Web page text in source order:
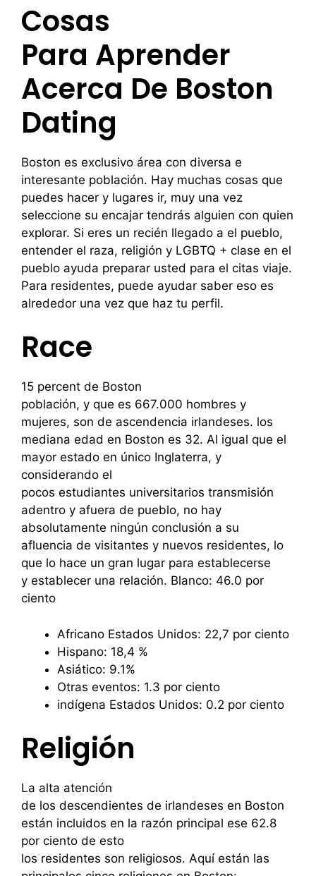
Cosas
Para Aprender
Acerca De Boston
Dating
Boston es exclusivo área con diversa e
interesante población. Hay muchas cosas que
puedes hacer y lugares ir, muy una vez
seleccione su encajar tendrás alguien con quien
explorar. Si eres un recién llegado a el pueblo,
entender el raza, religión y LGBTQ + clase en el
pueblo ayuda preparar usted para el citas viaje.
Para residentes, puede ayudar saber eso es
alrededor una vez que haz tu perfil.
Race
15 percent de Boston
población, y que es 667.000 hombres y
mujeres, son de ascendencia irlandeses. los
mediana edad en Boston es 32. Al igual que el
mayor estado en único Inglaterra, y
considerando el
pocos estudiantes universitarios transmisión
adentro y afuera de pueblo, no hay
absolutamente ningún conclusión a su
afluencia de visitantes y nuevos residentes, lo
que lo hace un gran lugar para establecerse
y establecer una relación. Blanco: 46.0 por
ciento
Africano Estados Unidos: 22,7 por ciento
Hispano: 18,4 %
Asiático: 9.1%
Otras eventos: 1.3 por ciento
indígena Estados Unidos: 0.2 por ciento
Religión
La alta atención
de los descendientes de irlandeses en Boston
están incluidos en la razón principal ese 62.8
por ciento de esto
los residentes son religiosos. Aquí están las